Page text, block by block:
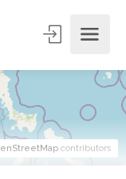
contributors